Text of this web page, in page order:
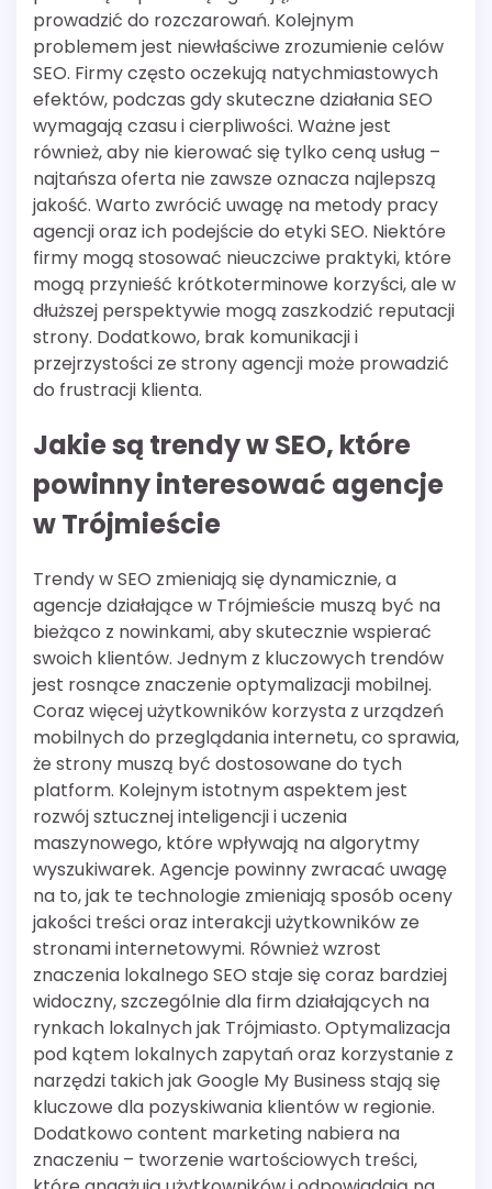
prowadzić do rozczarowań. Kolejnym
problemem jest niewłaściwe zrozumienie celów
SEO. Firmy często oczekują natychmiastowych
efektów, podczas gdy skuteczne działania SEO
wymagają czasu i cierpliwości. Ważne jest
również, aby nie kierować się tylko ceną usług –
najtańsza oferta nie zawsze oznacza najlepszą
jakość. Warto zwrócić uwagę na metody pracy
agencji oraz ich podejście do etyki SEO. Niektóre
firmy mogą stosować nieuczciwe praktyki, które
mogą przynieść krótkoterminowe korzyści, ale w
dłuższej perspektywie mogą zaszkodzić reputacji
strony. Dodatkowo, brak komunikacji i
przejrzystości ze strony agencji może prowadzić
do frustracji klienta.
Jakie są trendy w SEO, które
powinny interesować agencje
w Trójmieście
Trendy w SEO zmieniają się dynamicznie, a
agencje działające w Trójmieście muszą być na
bieżąco z nowinkami, aby skutecznie wspierać
swoich klientów. Jednym z kluczowych trendów
jest rosnące znaczenie optymalizacji mobilnej.
Coraz więcej użytkowników korzysta z urządzeń
mobilnych do przeglądania internetu, co sprawia,
że strony muszą być dostosowane do tych
platform. Kolejnym istotnym aspektem jest
rozwój sztucznej inteligencji i uczenia
maszynowego, które wpływają na algorytmy
wyszukiwarek. Agencje powinny zwracać uwagę
na to, jak te technologie zmieniają sposób oceny
jakości treści oraz interakcji użytkowników ze
stronami internetowymi. Również wzrost
znaczenia lokalnego SEO staje się coraz bardziej
widoczny, szczególnie dla firm działających na
rynkach lokalnych jak Trójmiasto. Optymalizacja
pod kątem lokalnych zapytań oraz korzystanie z
narzędzi takich jak Google My Business stają się
kluczowe dla pozyskiwania klientów w regionie.
Dodatkowo content marketing nabiera na
znaczeniu – tworzenie wartościowych treści,